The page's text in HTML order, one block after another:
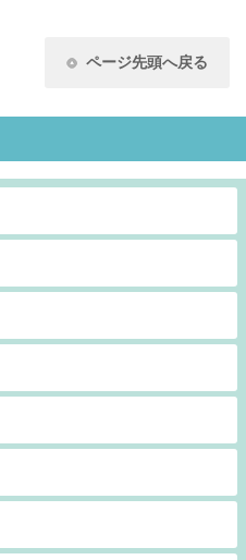
ページ先頭へ戻る